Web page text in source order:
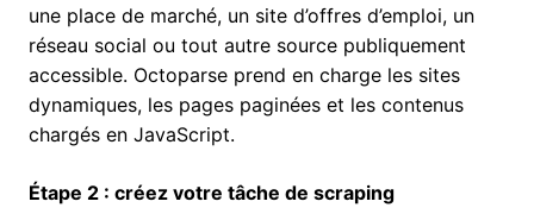
une place de marché, un site d’offres d’emploi, un
réseau social ou tout autre source publiquement
accessible. Octoparse prend en charge les sites
dynamiques, les pages paginées et les contenus
chargés en JavaScript.
Étape 2 : créez votre tâche de scraping